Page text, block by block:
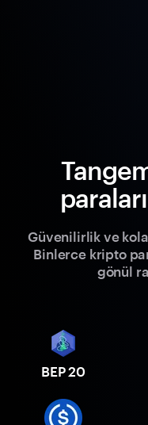
Güvenilirlik ve
Binlerce kripto
gönül
BEP 20